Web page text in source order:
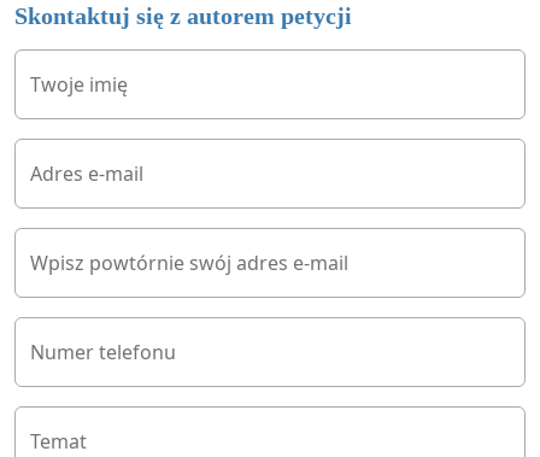
Skontaktuj się z autorem petycji
Twoje imię
Adres e-mail
Wpisz powtórnie swój adres e-mail
Numer telefonu
Temat